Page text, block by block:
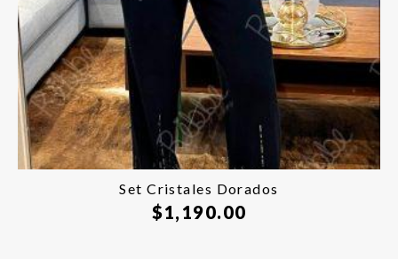
Set Cristales Dorados
$1,190.00